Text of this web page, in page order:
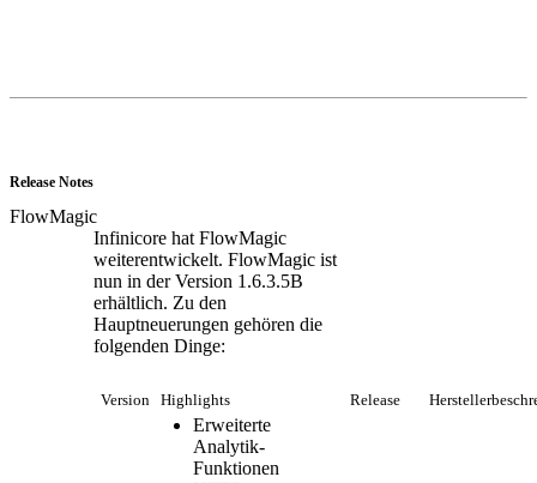
Release Notes
FlowMagic
Infinicore hat FlowMagic
weiterentwickelt. FlowMagic ist
nun in der Version 1.6.3.5B
erhältlich. Zu den
Hauptneuerungen gehören die
folgenden Dinge:
Version Highlights Release
Erweiterte
Analytik-
Funktionen